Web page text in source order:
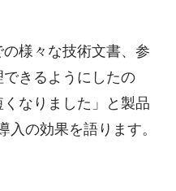
様々な技術文書、参
きるようにしたの
なりました」と製品
入の効果を語ります。